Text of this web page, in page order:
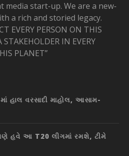
media start-up. We are a new-
a rich and storied legacy.
EVERY PERSON ON THIS
STAKEHOLDER IN EVERY
PLANET”
હાલ વરસાદી માહોલ, આસામ-
હવે આ T20 લીગમાં રમશે, ટીમે